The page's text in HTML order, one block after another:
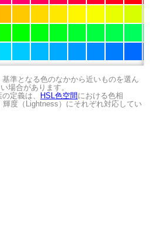
準となる色のなかから近いものを選ん
場合があります。
定義は、
HSL色空間 における色相
輝度（Lightness）にそれぞれ対応してい